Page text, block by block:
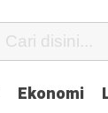
Ekonomi